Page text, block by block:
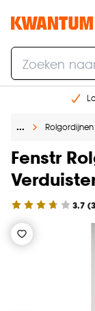
… Rolgordijnen
Fenstr
3.7 (3